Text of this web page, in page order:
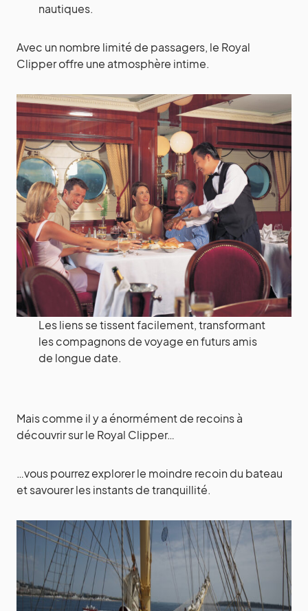
nautiques.
Avec un nombre limité de passagers, le Royal
Clipper offre une atmosphère intime.
Les liens se tissent facilement, transformant
les compagnons de voyage en futurs amis
de longue date.
Mais comme il y a énormément de recoins à
découvrir sur le Royal Clipper…
…vous pourrez explorer le moindre recoin du bateau
et savourer les instants de tranquillité.